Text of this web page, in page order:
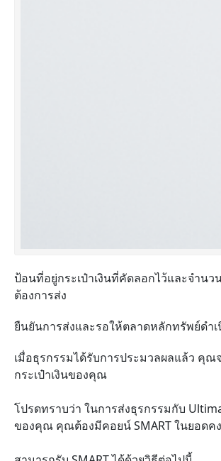
ป้อนที่อยู่กระเป๋าเงินที่คัดลอกไว้และจำน
ต้องการส่ง
ยืนยันการส่งและรอให้ตลาดหลักทรัพย์ดำ
เมื่อธุรกรรมได้รับการประมวลผลแล้ว คุณ
กระเป๋าเงินของคุณ
โปรดทราบว่า ในการส่งธุรกรรมกับ
ของคุณ คุณต้องมีคอยน์SMART ในยอด